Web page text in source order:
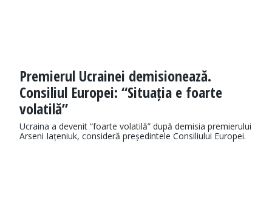
Premierul Ucrainei demisionează.
Consiliul Europei: “Situația e foarte
volatilă”
Ucraina a devenit “foarte volatilă” după demisia premierului
Arseni Iațeniuk, consideră președintele Consiliului Europei.